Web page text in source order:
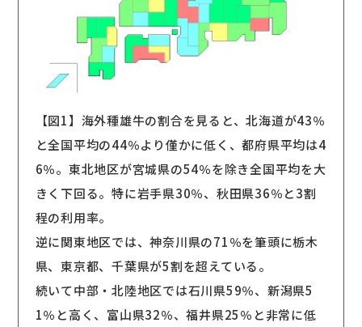
【図1】海外種雄牛の割合を見ると、北海道が43％
と全国平均の44％より僅かに低く、都府県平均は4
6％。東北地区が宮城県の54％を除き全国平均を大
きく下回る。特に岩手県30％、秋田県36％と3割
程の利用率。
逆に関東地区では、神奈川県の71％を筆頭に栃木
県、東京都、千葉県が5割を超えている。
続いて中部・北陸地区では石川県59％、新潟県5
1％と高く、富山県32％、福井県25％と非常に低